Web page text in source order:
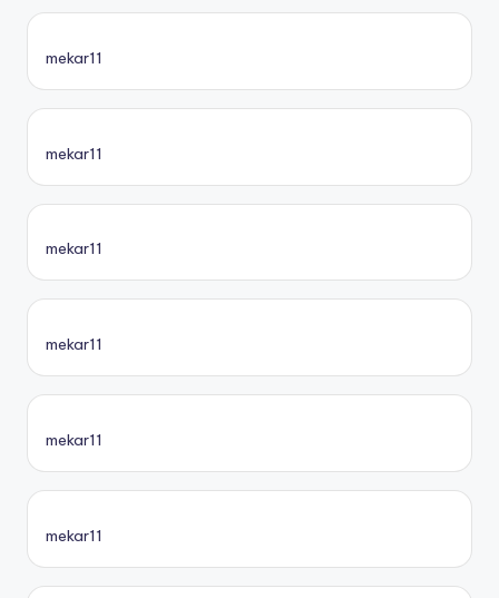
mekar11
mekar11
mekar11
mekar11
mekar11
mekar11